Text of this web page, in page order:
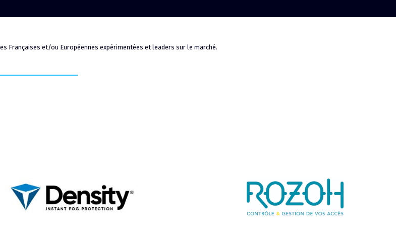
Françaises et/ou Européennes expérimentées et leaders sur le marché.